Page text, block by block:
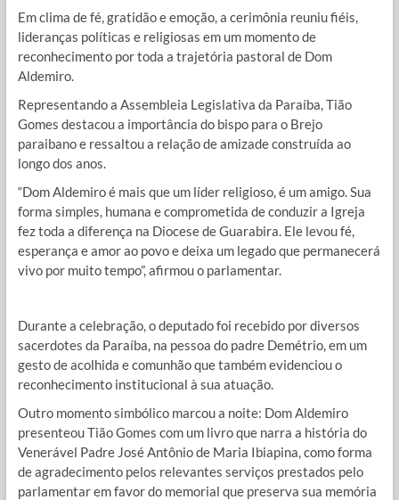
Em clima de fé, gratidão e emoção, a cerimônia reuniu fiéis,
lideranças políticas e religiosas em um momento de
reconhecimento por toda a trajetória pastoral de Dom
Aldemiro.
Representando a Assembleia Legislativa da Paraíba, Tião
Gomes destacou a importância do bispo para o Brejo
paraibano e ressaltou a relação de amizade construída ao
longo dos anos.
“Dom Aldemiro é mais que um líder religioso, é um amigo. Sua
forma simples, humana e comprometida de conduzir a Igreja
fez toda a diferença na Diocese de Guarabira. Ele levou fé,
esperança e amor ao povo e deixa um legado que permanecerá
vivo por muito tempo”, afirmou o parlamentar.
Durante a celebração, o deputado foi recebido por diversos
sacerdotes da Paraíba, na pessoa do padre Demétrio, em um
gesto de acolhida e comunhão que também evidenciou o
reconhecimento institucional à sua atuação.
Outro momento simbólico marcou a noite: Dom Aldemiro
presenteou Tião Gomes com um livro que narra a história do
Venerável Padre José Antônio de Maria Ibiapina, como forma
de agradecimento pelos relevantes serviços prestados pelo
parlamentar em favor do memorial que preserva sua memória